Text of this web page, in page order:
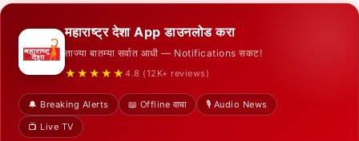
महाराष्ट्र देशा App डाउनलोड करा
ताज्या बातम्या सर्वात आधी — Notifications सकट!
★★★★★ 4.8 (12K+ reviews)
🔔 Breaking Alerts 📖 Offline वाचा
🎙️ Audio News
📺 Live TV